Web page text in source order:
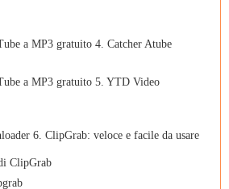
a MP3 gratuito 4. Catcher Atube
a MP3 gratuito 5. YTD Video
6. ClipGrab: veloce e facile da usare
ClipGrab